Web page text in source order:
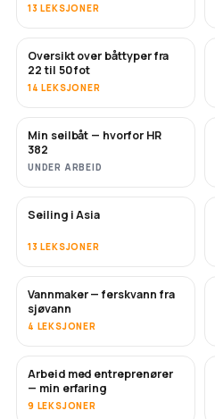
13 LEKSJONER
SNART
Oversikt over båttyper fra
22 til 50 fot
14 LEKSJONER
SNART
Min seilbåt — hvorfor HR
382
UNDER ARBEID
SNART
Seiling i Asia
13 LEKSJONER
SNART
Vannmaker — ferskvann fra
sjøvann
4 LEKSJONER
SNART
Arbeid med entreprenører
— min erfaring
9 LEKSJONER